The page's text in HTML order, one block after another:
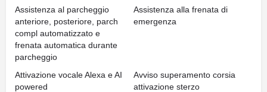
Assistenza al parcheggio
anteriore, posteriore, parch
compl automatizzato e
frenata automatica durante
parcheggio
Assistenza alla frenata di
emergenza
Attivazione vocale Alexa e AI
powered
Avviso superamento corsia
attivazione sterzo